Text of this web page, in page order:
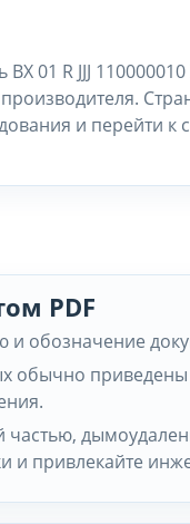
01 R JJJ
и перейти к
PDF
и обозначение
обычно приведены
частью,
и привлекайте